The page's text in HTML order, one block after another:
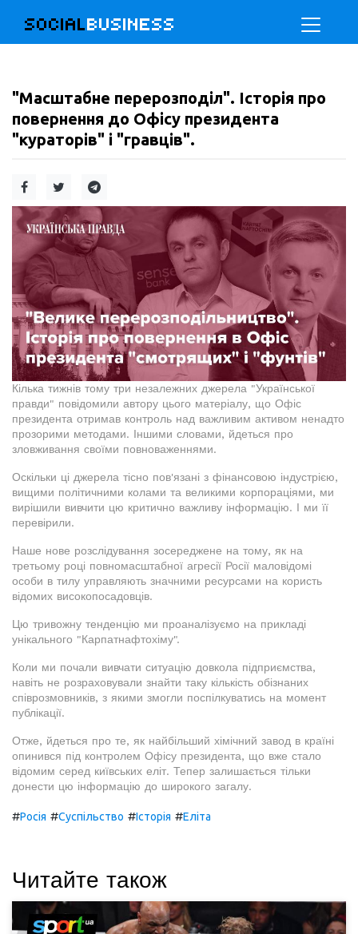
SOCIALBUSINESS
"Масштабне перерозподіл". Історія про
повернення до Офісу президента
"кураторів" і "гравців".
Кілька тижнів тому три незалежних джерела "Української
правди" повідомили автору цього матеріалу, що Офіс
президента отримав контроль над важливим активом ненадто
прозорими методами. Іншими словами, йдеться про
зловживання своїми повноваженнями.
Оскільки ці джерела тісно пов'язані з фінансовою індустрією,
вищими політичними колами та великими корпораціями, ми
вирішили вивчити цю критично важливу інформацію. І ми її
перевірили.
Наше нове розслідування зосереджене на тому, як на
третьому році повномасштабної агресії Росії маловідомі
особи в тилу управляють значними ресурсами на користь
відомих високопосадовців.
Цю тривожну тенденцію ми проаналізуємо на прикладі
унікального "Карпатнафтохіму".
Коли ми почали вивчати ситуацію довкола підприємства,
навіть не розраховували знайти таку кількість обізнаних
співрозмовників, з якими змогли поспілкуватись на момент
публікації.
Отже, йдеться про те, як найбільший хімічний завод в країні
опинився під контролем Офісу президента, що вже стало
відомим серед київських еліт. Тепер залишається тільки
донести цю інформацію до широкого загалу.
#Росія #Суспільство #Історія #Еліта
Читайте також